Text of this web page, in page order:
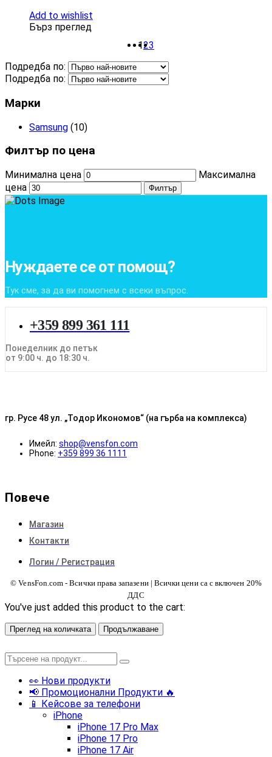
Add to wishlist
Бърз преглед
123
Подредба по:
Подредба по:
Марки
Samsung (10)
Филтър по цена
Минимална цена
Максимална
цена
Филтър
Нуждаете се от помощ?
Тук сме, за да ви помогнем с всеки въпрос.
+359 899 361 111
Понеделник до петък
от 9:00 ч. до 18:30 ч.
гр. Русе 48 ул. „Тодор Икономов“ (на гърба на комплекса)
Имейл: shop@vensfon.com
Phone: +359 899 36 1111
Повече
Магазин
Контакти
Логин / Регистрация
© VensFon.com - Всички права запазени | Всички цени са с включен 20%
ДДС
You've just added this product to the cart:
Преглед на количката Продължаване
👀 Нови продукти
📢 Промоционални Продукти 🔥
📱 Кейсове за телефони
iPhone
iPhone 17 Pro Max
iPhone 17 Pro
iPhone 17 Air